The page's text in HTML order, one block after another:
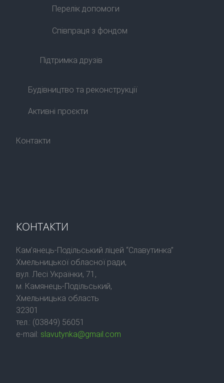
Перелік допомоги
Співпраця з фондом
Підтримка друзів
Будівництво та реконструкції
Активні проєкти
Контакти
КОНТАКТИ
Кам’янець-Подільський ліцей “Славутинка”
Хмельницької обласної ради,
вул. Лесі Українки, 71,
м. Камянець-Подільський,
Хмельницька область
32301
тел.: (03849) 56051
e-mail: slavutynka@gmail.com